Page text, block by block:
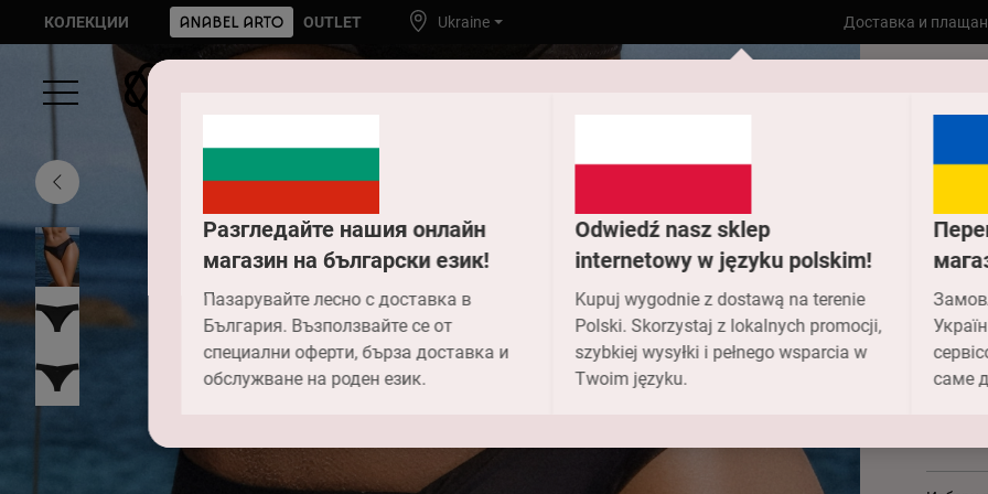
Разгледайте нашия онлайн
магазин на български език!
Пазарувайте лесно с доставка в
България. Възползвайте се от
специални оферти, бърза доставка и
обслужване на роден език.
Odwiedź nasz sklep
internetowy w języku polskim!
Kupuj wygodnie z dostawą na terenie
Polski. Skorzystaj z lokalnych promocji,
szybkiej wysyłki i pełnego wsparcia w
Twoim języku.
саме
КОЛЕКЦИИ OUTLET Ukraine Доставка и
Към
1